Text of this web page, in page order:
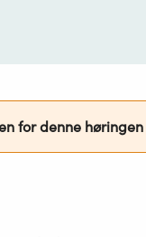
for denne